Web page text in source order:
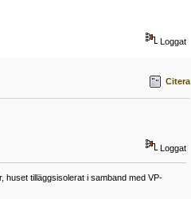
Loggat
Citera
Loggat
huset tilläggsisolerat i samband med VP-